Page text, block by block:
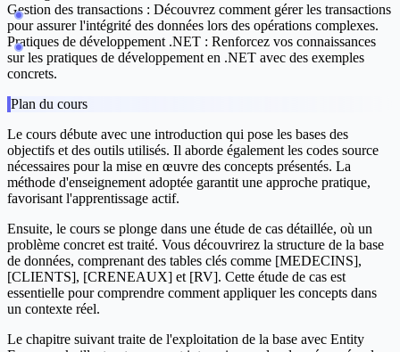
Gestion des transactions : Découvrez comment gérer les transactions
pour assurer l'intégrité des données lors des opérations complexes.
Pratiques de développement .NET : Renforcez vos connaissances
sur les pratiques de développement en .NET avec des exemples
concrets.
Plan du cours
Le cours débute avec une introduction qui pose les bases des
objectifs et des outils utilisés. Il aborde également les codes source
nécessaires pour la mise en œuvre des concepts présentés. La
méthode d'enseignement adoptée garantit une approche pratique,
favorisant l'apprentissage actif.
Ensuite, le cours se plonge dans une étude de cas détaillée, où un
problème concret est traité. Vous découvrirez la structure de la base
de données, comprenant des tables clés comme [MEDECINS],
[CLIENTS], [CRENEAUX] et [RV]. Cette étude de cas est
essentielle pour comprendre comment appliquer les concepts dans
un contexte réel.
Le chapitre suivant traite de l'exploitation de la base avec Entity